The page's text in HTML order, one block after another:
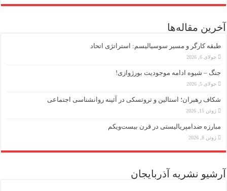
آخرین مقاله‌ها
طبقه کارگر و مسیر سوسیالیسم: استراتژی اتحاد
جولای 6, 2026
جنگ – شیوه ادامه موجودیت بورژوازی!
جولای 5, 2026
شکاف رهبران؛ استالین و تروتسکی در آئینه روانشناسی اجتماعی
ژوئن 15, 2026
مبارزه ضد‌امپریالیستی در قرن بیست‌ویکم
ژوئن 8, 2026
آرشیو نشریه آذربایجان